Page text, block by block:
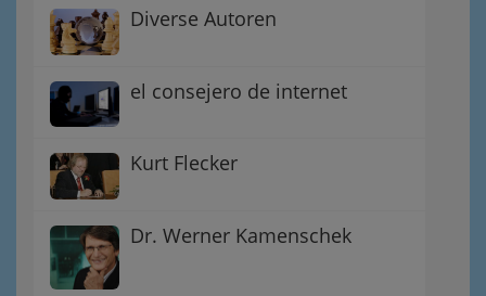
Diverse Autoren
el consejero de internet
Kurt Flecker
Dr. Werner Kamenschek